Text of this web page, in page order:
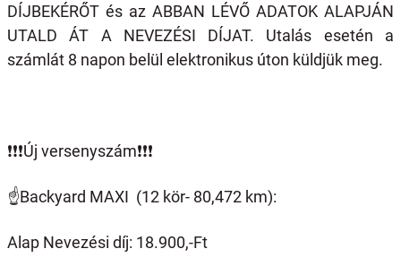
DÍJBEKÉRŐT és az ABBAN LÉVŐ ADATOK ALAPJÁN
UTALD ÁT A NEVEZÉSI DÍJAT. Utalás esetén a
számlát 8 napon belül elektronikus úton küldjük meg.
❗️❗️❗️Új versenyszám❗️❗️❗️
☝️Backyard MAXI (12 kör- 80,472 km):
Alap Nevezési díj: 18.900,-Ft